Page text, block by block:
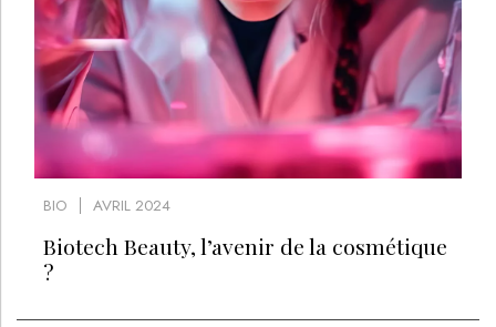
BIO AVRIL 2024
Biotech Beauty, l’avenir de la cosmétique
?